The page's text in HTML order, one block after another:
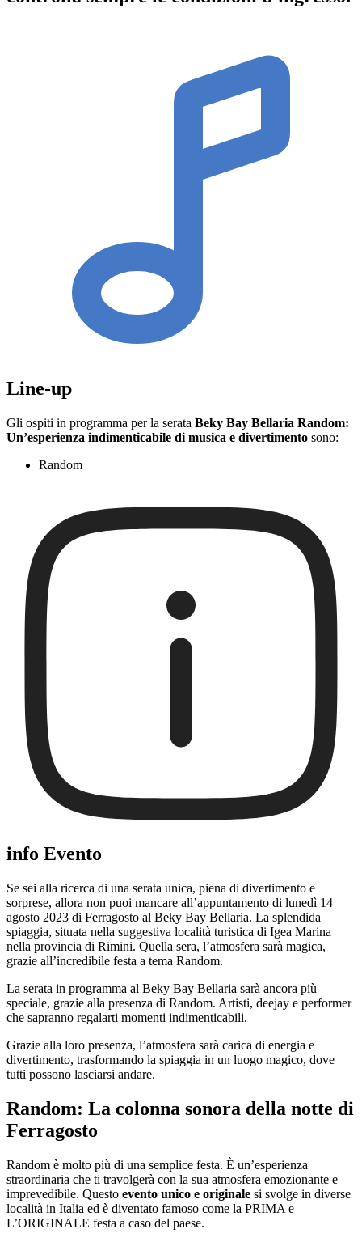
Line-up
Gli ospiti in programma per la serata Beky Bay Bellaria Random:
Un’esperienza indimenticabile di musica e divertimento sono:
Random
info Evento
Se sei alla ricerca di una serata unica, piena di divertimento e
sorprese, allora non puoi mancare all’appuntamento di lunedì 14
agosto 2023 di Ferragosto al Beky Bay Bellaria. La splendida
spiaggia, situata nella suggestiva località turistica di Igea Marina
nella provincia di Rimini. Quella sera, l’atmosfera sarà magica,
grazie all’incredibile festa a tema Random.
La serata in programma al Beky Bay Bellaria sarà ancora più
speciale, grazie alla presenza di Random. Artisti, deejay e performer
che sapranno regalarti momenti indimenticabili.
Grazie alla loro presenza, l’atmosfera sarà carica di energia e
divertimento, trasformando la spiaggia in un luogo magico, dove
tutti possono lasciarsi andare.
Random: La colonna sonora della notte di
Ferragosto
Random è molto più di una semplice festa. È un’esperienza
straordinaria che ti travolgerà con la sua atmosfera emozionante e
imprevedibile. Questo evento unico e originale si svolge in diverse
località in Italia ed è diventato famoso come la PRIMA e
L’ORIGINALE festa a caso del paese.